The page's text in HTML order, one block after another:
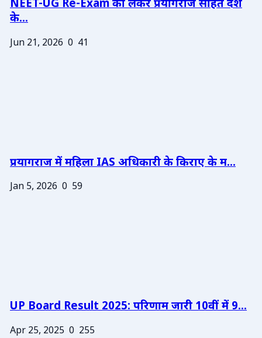
NEET-UG Re-Exam को लेकर प्रयागराज सहित देश
के...
Jun 21, 2026 0 41
प्रयागराज में महिला IAS अधिकारी के किराए के म...
Jan 5, 2026 0 59
UP Board Result 2025: परिणाम जारी 10वीं में 9...
Apr 25, 2025 0 255